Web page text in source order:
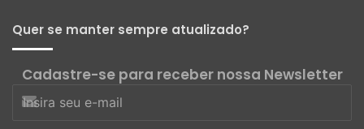
Quer se manter sempre atualizado?
Cadastre-se para receber nossa Newsletter